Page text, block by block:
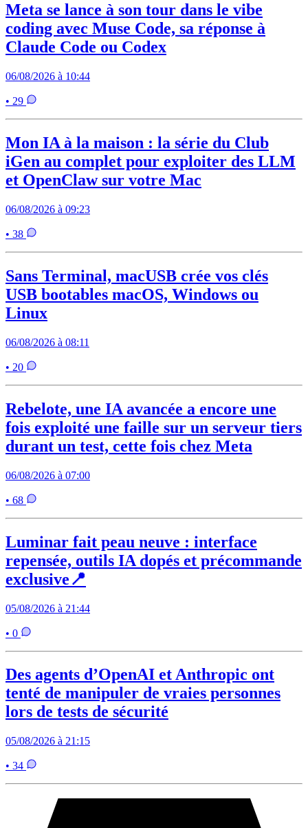
Meta se lance à son tour dans le vibe
coding avec Muse Code, sa réponse à
Claude Code ou Codex
06/08/2026 à 10:44
• 29
Mon IA à la maison : la série du Club
iGen au complet pour exploiter des LLM
et OpenClaw sur votre Mac
06/08/2026 à 09:23
• 38
Sans Terminal, macUSB crée vos clés
USB bootables macOS, Windows ou
Linux
06/08/2026 à 08:11
• 20
Rebelote, une IA avancée a encore une
fois exploité une faille sur un serveur tiers
durant un test, cette fois chez Meta
06/08/2026 à 07:00
• 68
Luminar fait peau neuve : interface
repensée, outils IA dopés et précommande
exclusive📍
05/08/2026 à 21:44
• 0
Des agents d’OpenAI et Anthropic ont
tenté de manipuler de vraies personnes
lors de tests de sécurité
05/08/2026 à 21:15
• 34